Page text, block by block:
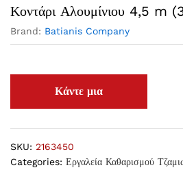
Κοντάρι Αλουμίνιου 4,5 m
Brand: Batianis Company
SKU: 2163450
Categories: Εργαλεία Καθαρισμού